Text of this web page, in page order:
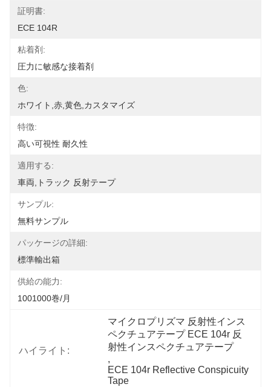
証明書:
ECE 104R
粘着剤:
圧力に敏感な接着剤
色:
ホワイト,赤,黄色,カスタマイズ
特徴:
高い可視性 耐久性
適用する:
車両,トラック 反射テープ
サンプル:
無料サンプル
パッケージの詳細:
標準輸出箱
供給の能力:
1001000巻/月
ハイライト:
マイクロプリズマ 反射性インス
ペクチュアテープ ECE 104r 反
射性インスペクチュアテープ
,
ECE 104r Reflective Conspicuity
Tape